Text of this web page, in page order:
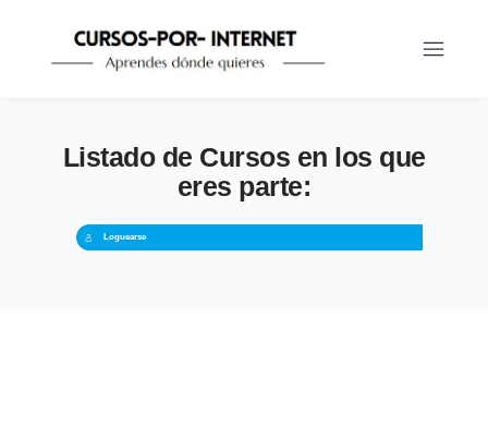
Listado de Cursos en los que
eres parte:
Loguearse